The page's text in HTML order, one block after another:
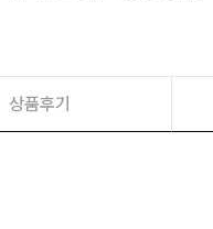
상품후기